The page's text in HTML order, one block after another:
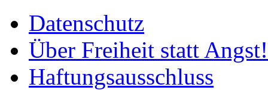
Datenschutz
Über Freiheit statt Angst!
Haftungsausschluss